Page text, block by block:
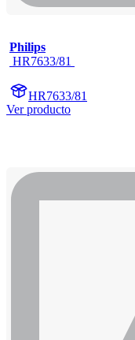
Philips
HR7633/81
HR7633/81
Ver producto